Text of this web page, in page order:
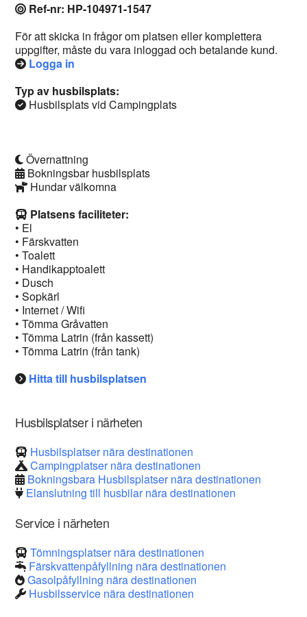
Ref-nr: HP-104971-1547
För att skicka in frågor om platsen eller komplettera
uppgifter, måste du vara inloggad och betalande kund.
Logga in
Typ av husbilsplats:
Husbilsplats vid Campingplats
Övernattning
Bokningsbar husbilsplats
Hundar välkomna
Platsens faciliteter:
• El
• Färskvatten
• Toalett
• Handikapptoalett
• Dusch
• Sopkärl
• Internet / Wifi
• Tömma Gråvatten
• Tömma Latrin (från kassett)
• Tömma Latrin (från tank)
Hitta till husbilsplatsen
Husbilsplatser i närheten
Husbilsplatser nära destinationen
Campingplatser nära destinationen
Bokningsbara Husbilsplatser nära destinationen
Elanslutning till husbilar nära destinationen
Service i närheten
Tömningsplatser nära destinationen
Färskvattenpåfyllning nära destinationen
Gasolpåfyllning nära destinationen
Husbilsservice nära destinationen